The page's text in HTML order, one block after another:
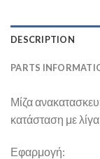
DESCRIPTION
PARTS
Μίζα
κατάσταση με λίγα
Εφαρμογή: